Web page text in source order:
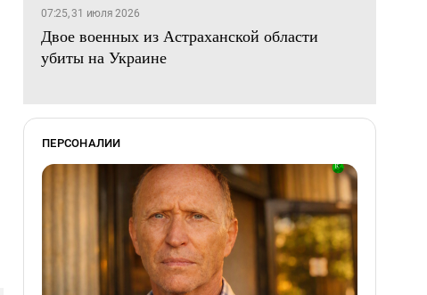
07:25, 31 июля 2026
Двое военных из Астраханской области
убиты на Украине
ПЕРСОНАЛИИ